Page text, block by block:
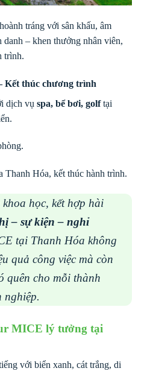
tráng với sân khấu, âm
– khen thưởng nhân viên,
trình.
Kết thúc chương trình
dịch vụ spa, bể bơi, golftại
Thanh Hóa, kết thúc hành trình.
học, kết hợp hài
– sự kiện – nghỉ
tại Thanh Hóa không
quả công việc mà còn
quên cho mỗi thành
nghiệp.
MICE lý tưởng tại
với biển xanh, cát trắng, di